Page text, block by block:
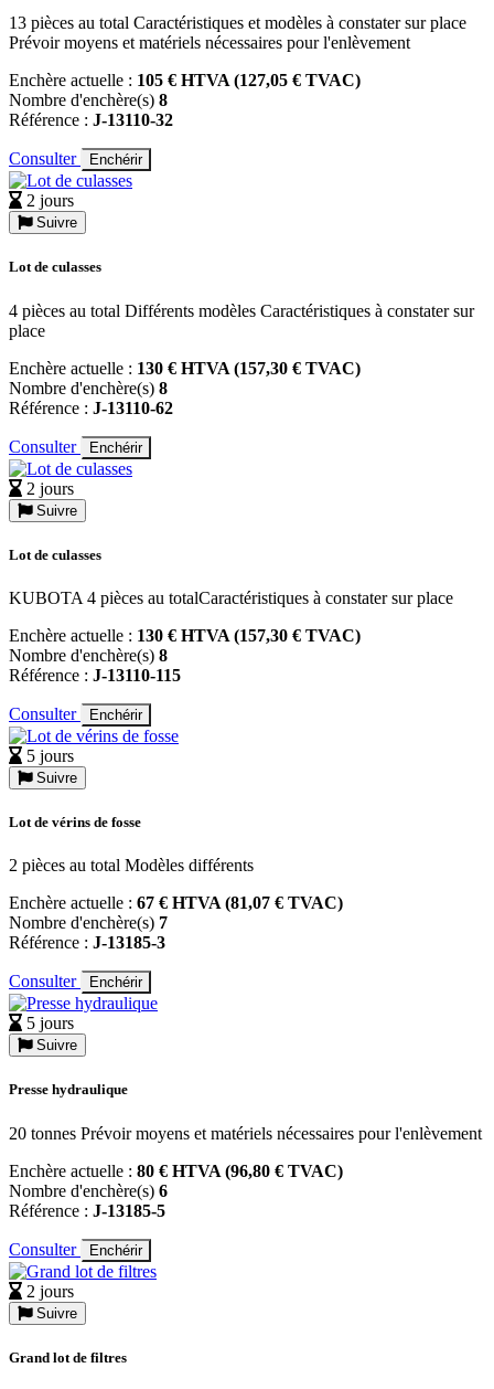
13 pièces au total Caractéristiques et modèles à constater sur place
Prévoir moyens et matériels nécessaires pour l'enlèvement
Enchère actuelle : 105 € HTVA (127,05 € TVAC)
Nombre d'enchère(s) 8
Référence : J-13110-32
Consulter Enchérir
2 jours
Suivre
Lot de culasses
4 pièces au total Différents modèles Caractéristiques à constater sur
place
Enchère actuelle : 130 € HTVA (157,30 € TVAC)
Nombre d'enchère(s) 8
Référence : J-13110-62
Consulter Enchérir
2 jours
Suivre
Lot de culasses
KUBOTA 4 pièces au totalCaractéristiques à constater sur place
Enchère actuelle : 130 € HTVA (157,30 € TVAC)
Nombre d'enchère(s) 8
Référence : J-13110-115
Consulter Enchérir
5 jours
Suivre
Lot de vérins de fosse
2 pièces au total Modèles différents
Enchère actuelle : 67 € HTVA (81,07 € TVAC)
Nombre d'enchère(s) 7
Référence : J-13185-3
Consulter Enchérir
5 jours
Suivre
Presse hydraulique
20 tonnes Prévoir moyens et matériels nécessaires pour l'enlèvement
Enchère actuelle : 80 € HTVA (96,80 € TVAC)
Nombre d'enchère(s) 6
Référence : J-13185-5
Consulter Enchérir
2 jours
Suivre
Grand lot de filtres